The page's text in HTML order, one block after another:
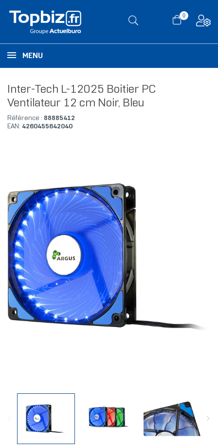
0
MENU
Inter-Tech L-12025 Boitier PC
Ventilateur 12 cm Noir, Bleu
Référence : 88885412
EAN: 4260455642040